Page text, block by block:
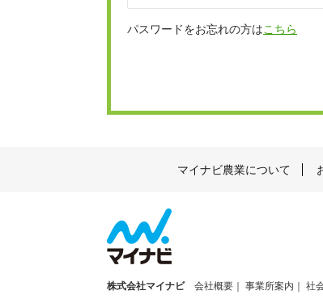
パスワードをお忘れの方はこちら
マイナビ農業について
株式会社マイナビ 会社概要 事業所案内 社